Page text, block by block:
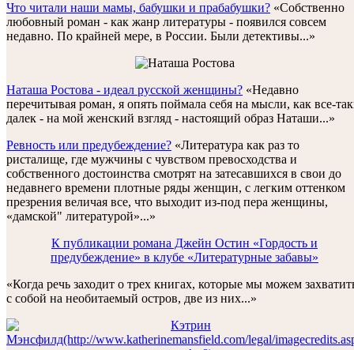
Что читали наши мамы, бабушки и прабабушки? «Собственно
любовный роман - как жанр литературы - появился совсем
недавно. По крайней мере, в России. Были детективы...»
Наташа Ростова - идеал русской женщины? «Недавно
перечитывая роман, я опять поймала себя на мысли, как все-
далек - на мой женский взгляд - настоящий образ Наташи...»
Ревность или предубеждение? «Литература как раз то
ристалище, где мужчины с чувством превосходства и
собственного достоинства смотрят на затесавшихся в свои до
недавнего времени плотные ряды женщин, с легким оттенком
презрения величая все, что выходит из-под пера женщины,
«дамской" литературой»...»
К публикации романа Джейн Остин «Гордость и
предубеждение» в клубе «Литературные забавы»
«Когда речь заходит о трех книгах, которые мы можем
с собой на необитаемый остров, две из них...»